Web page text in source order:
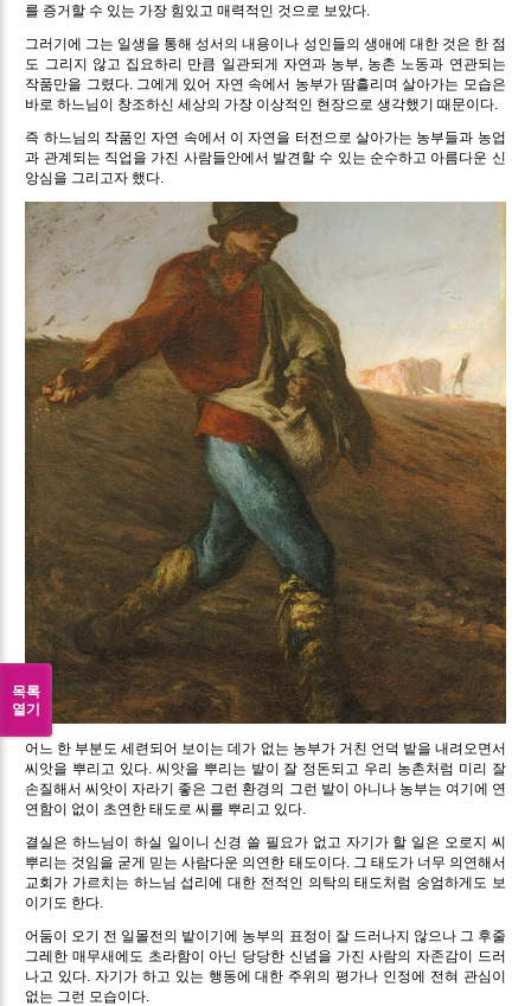
를 증거할 수 있는 가장 힘있고 매력적인 것으로 보았다.
그러기에 그는 일생을 통해 성서의 내용이나 성인들의 생애에 대한 것은 한 점
도 그리지 않고 집요하리 만큼 일관되게 자연과 농부, 농촌 노동과 연관되는
작품만을 그렸다. 그에게 있어 자연 속에서 농부가 땀흘리며 살아가는 모습은
바로 하느님이 창조하신 세상의 가장 이상적인 현장으로 생각했기 때문이다.
즉 하느님의 작품인 자연 속에서 이 자연을 터전으로 살아가는 농부들과 농업
과 관계되는 직업을 가진 사람들안에서 발견할 수 있는 순수하고 아름다운 신
앙심을 그리고자 했다.
어느 한 부분도 세련되어 보이는 데가 없는 농부가 거친 언덕 밭을 내려오면서
씨앗을 뿌리고 있다. 씨앗을 뿌리는 밭이 잘 정돈되고 우리 농촌처럼 미리 잘
손질해서 씨앗이 자라기 좋은 그런 환경의 그런 밭이 아니나 농부는 여기에 연
연함이 없이 초연한 태도로 씨를 뿌리고 있다.
결실은 하느님이 하실 일이니 신경 쓸 필요가 없고 자기가 할 일은 오로지 씨
뿌리는 것임을 굳게 믿는 사람다운 의연한 태도이다. 그 태도가 너무 의연해서
교회가 가르치는 하느님 섭리에 대한 전적인 의탁의 태도처럼 숭엄하게도 보
이기도 한다.
어둠이 오기 전 일몰전의 밭이기에 농부의 표정이 잘 드러나지 않으나 그 후줄
그레한 매무새에도 초라함이 아닌 당당한 신념을 가진 사람의 자존감이 드러
나고 있다. 자기가 하고 있는 행동에 대한 주위의 평가나 인정에 전혀 관심이
없는 그런 모습이다.
목록
열기